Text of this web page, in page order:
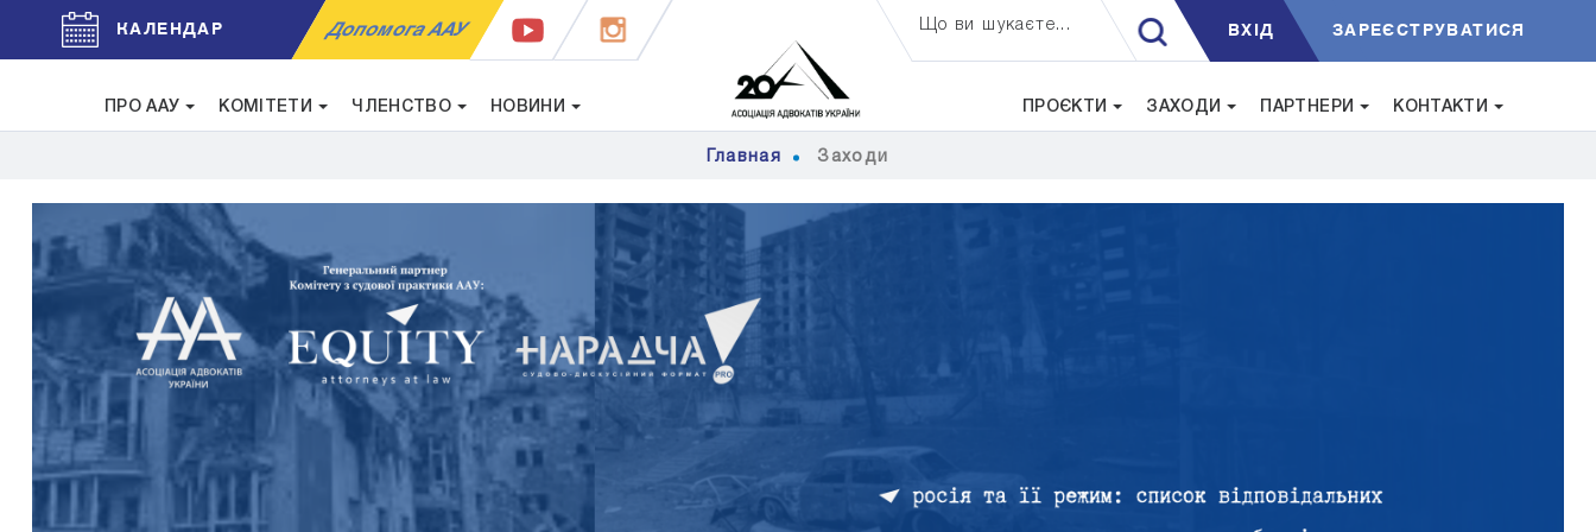
КАЛЕНДАР Допомога ААУ Що ви шукаєте... ВXIД ЗАРЕЄСТРУВАТИСЯ
ПРО ААУ КОМІТЕТИ ЧЛЕНСТВО НОВИНИ ПРОЄКТИ ЗАХОДИ ПАРТНЕРИ КОНТАКТИ
Главная Заходи